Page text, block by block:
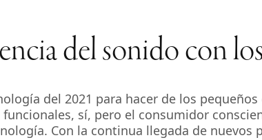
del sonido con
del 2021 para hacer de los
sí, pero el consumidor
Con la continua llegada de nuevos